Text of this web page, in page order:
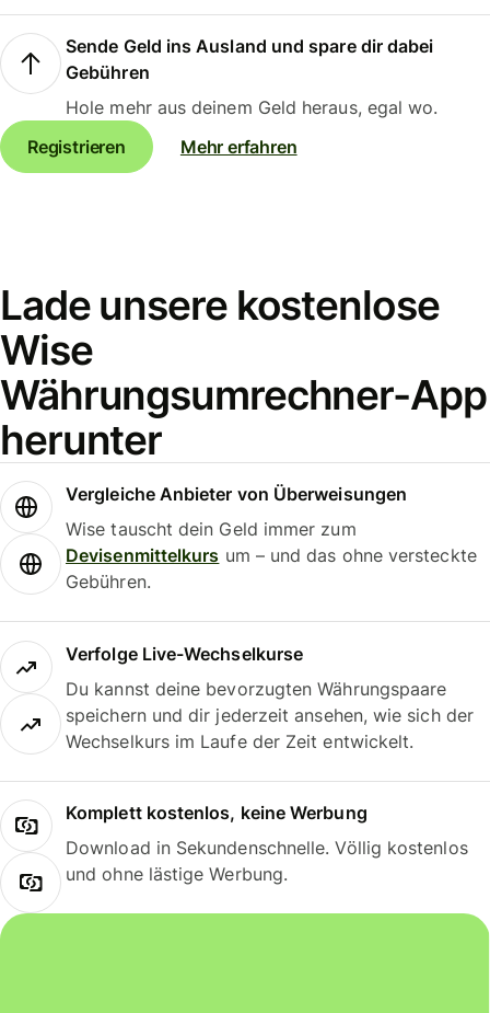
Sende Geld ins Ausland und spare dir dabei
Gebühren
Hole mehr aus deinem Geld heraus, egal wo.
Registrieren
Mehr erfahren
Lade unsere kostenlose
Wise
Währungsumrechner-App
herunter
Vergleiche Anbieter von Überweisungen
Wise tauscht dein Geld immer zum
Devisenmittelkurs um – und das ohne versteckte
Gebühren.
Verfolge Live-Wechselkurse
Du kannst deine bevorzugten Währungspaare
speichern und dir jederzeit ansehen, wie sich der
Wechselkurs im Laufe der Zeit entwickelt.
Komplett kostenlos, keine Werbung
Download in Sekundenschnelle. Völlig kostenlos
und ohne lästige Werbung.